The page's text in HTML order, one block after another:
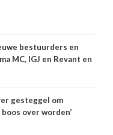
bestuurders en
MC, IGJ en Revant en
gesteggel om
over worden’